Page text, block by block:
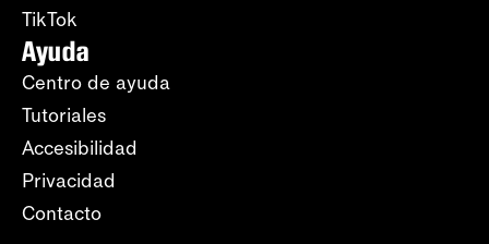
TikTok
Ayuda
Centro de ayuda
Tutoriales
Accesibilidad
Privacidad
Contacto